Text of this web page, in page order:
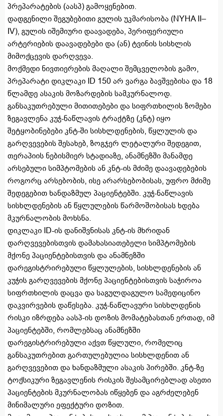
პრეპარატების (აასპ) გამოყენებით.
დადგენილი შეგუბებითი გულის უკმარისობა (NYHA II–
IV), გულის იშემიური დაავადება, პერიფერიული
არტერიების დაავადებები და (ან) ტვინის სისხლის
მიმოქცევის დარღვევა.
მოქმედი ნივთიერების მაღალი შემცველობის გამო,
პრეპარატი დიკლაკი ID 150 არ ვარგა ბავშვებისა და 18
წლამდე ასაკის მოზარდების სამკურნალოდ.
განსაკუთრებული მითითებები და სიფრთხილის ზომები
ზეგავლენა კუჭ-ნაწლავის ტრაქტზე (კნტ) იყო
შეტყობინებები კნტ-ში სისხლდენების, წყლულის და
გარღვევების შესახებ, ზოგჯერ ლეტალური შედეგით,
თერაპიის ნებისმიერ სტადიაზე, ანამნეზში მანამდე
არსებული სიმპტომების ან კნტ-ის მძიმე დაავადებების
როგორც არსებობის, ისე არარსებობისას, უფრო მძიმე
შედეგებით ხანდაზმულ პაციენტებში. კუჭ-ნაწლავის
სისხლდენების ან წყლულების წარმოშობისას ხდება
მკურნალობის მოხსნა.
დიკლაკი ID-ის დანიშვნისას კნტ-ის მხრიდან
დარღვევებისთვის დამახასიათებელი სიმპტომების
მქონე პაციენტებისთვის და ანამნეზში
დარეგისტრირებული წყლულების, სისხლდენების ან
კუჭის გარღვევების მქონე პაციენტებისთვის საჭიროა
სიფრთხილის დაცვა და საგულდაგულო სამედიცინო
დაკვირვების დაწესება. კუჭ-ნაწლავური სისხლდენის
რისკი იზრდება აასპ-ის დოზის მომატებასთან ერთად, იმ
პაციენტებში, რომლებსაც ანამნეზში
დარეგისტრირებული აქვთ წყლული, რომელიც
განსაკუთრებით გართულებულია სისხლდენით ან
გარღვევებით და ხანდაზმული ასაკის პირებში. კნტ-ზე
ტოქსიკური ზეგავლენის რისკის შესამცირებლად ასეთი
პაციენტების მკურნალობას იწყებენ და აგრძელებენ
მინიმალური ეფექტური დოზით.